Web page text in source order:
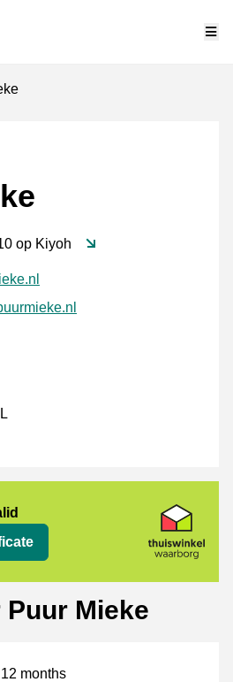
op Kiyoh
Mieke
months